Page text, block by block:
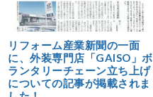
リフォーム産業新聞の一面
に、外装専門店「GAISO」ボ
ランタリーチェーン立ち上げ
についての記事が掲載されま